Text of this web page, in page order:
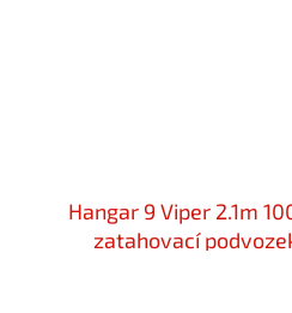
Hangar 9 Viper 2.1m
zatahovací